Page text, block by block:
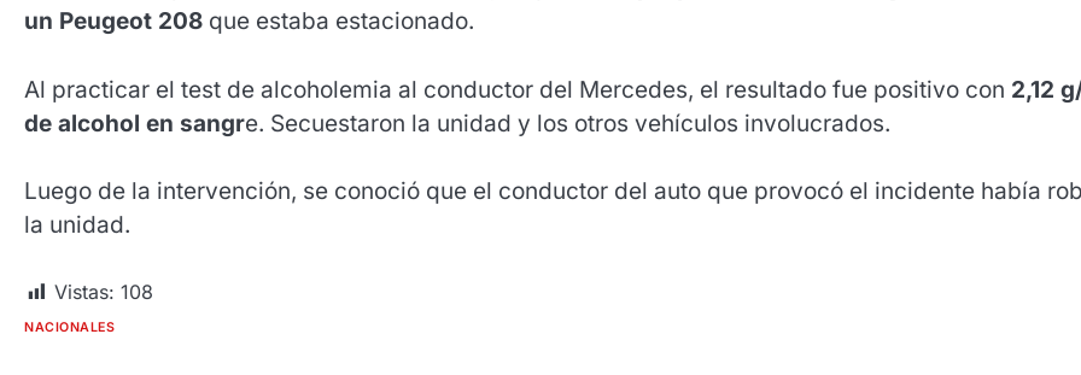
un Peugeot 208 que estaba estacionado.
Al practicar el test de alcoholemia al conductor del Mercedes, el resultado fue positivo con 2,12
de alcohol en sangre. Secuestaron la unidad y los otros vehículos involucrados.
Luego de la intervención, se conoció que el conductor del auto que provocó el incidente había
la unidad.
Vistas: 108
NACIONALES